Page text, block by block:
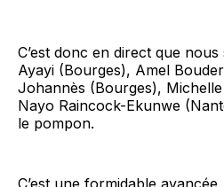
C’est donc en direct que
Ayayi (Bourges), Amel
Johannès (Bourges),
Nayo Raincock-Ekunwe
le pompon.
C’est une formidable